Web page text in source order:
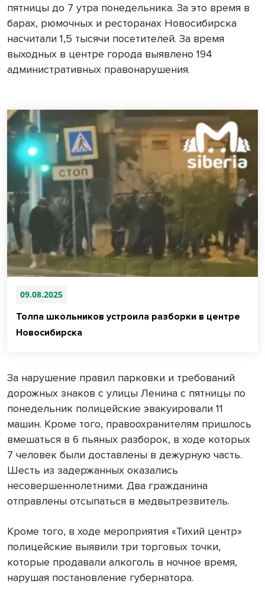
пятницы до 7 утра понедельника. За это время в
барах, рюмочных и ресторанах Новосибирска
насчитали 1,5 тысячи посетителей. За время
выходных в центре города выявлено 194
административных правонарушения.
09.08.2025
Толпа школьников устроила разборки в центре
Новосибирска
За нарушение правил парковки и требований
дорожных знаков с улицы Ленина с пятницы по
понедельник полицейские эвакуировали 11
машин. Кроме того, правоохранителям пришлось
вмешаться в 6 пьяных разборок, в ходе которых
7 человек были доставлены в дежурную часть.
Шесть из задержанных оказались
несовершеннолетними. Два гражданина
отправлены отсыпаться в медвытрезвитель.
Кроме того, в ходе мероприятия «Тихий центр»
полицейские выявили три торговых точки,
которые продавали алкоголь в ночное время,
нарушая постановление губернатора.